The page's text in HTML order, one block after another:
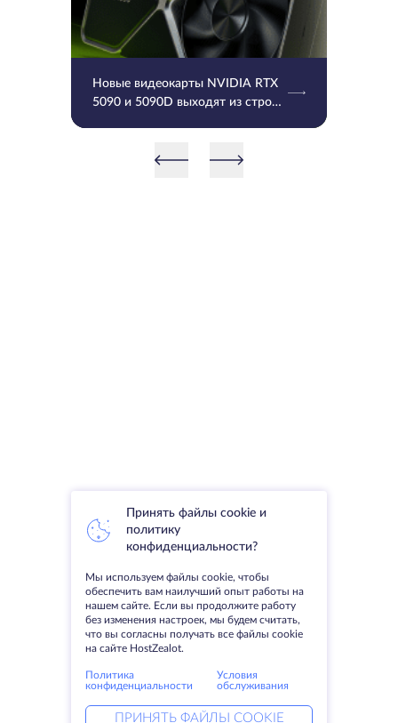
Новые видеокарты NVIDIA RTX
5090 и 5090D выходят из строя
Принять файлы cookie и
политику
конфиденциальности?
Мы используем файлы cookie, чтобы
обеспечить вам наилучший опыт работы на
нашем сайте. Если вы продолжите работу
без изменения настроек, мы будем считать,
что вы согласны получать все файлы cookie
на сайте HostZealot.
Политика
конфиденциальности
Условия
обслуживания
ПРИНЯТЬ ФАЙЛЫ COOKIE